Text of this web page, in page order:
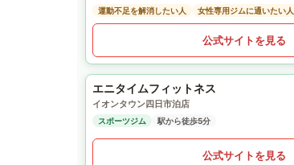
運動不足を解消したい人
女性専用ジムに通いたい人
公式サイトを見る
エニタイムフィットネス
イオンタウン四日市泊店
スポーツジム 駅から徒歩5分
公式サイトを見る